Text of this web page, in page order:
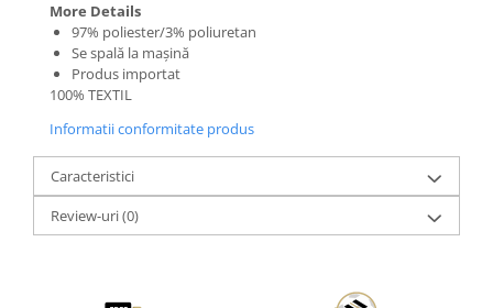
More Details
97% poliester/3% poliuretan
Se spală la mașină
Produs importat
100% TEXTIL
Informatii conformitate produs
Caracteristici
Review-uri(0)